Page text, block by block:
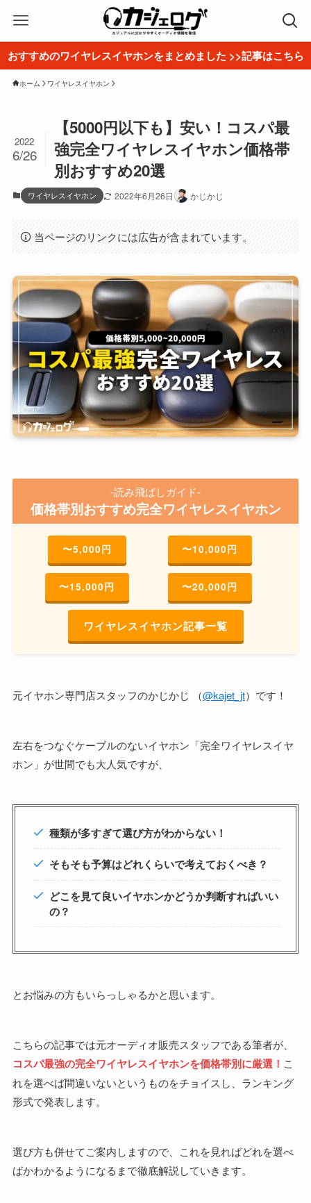
おすすめのワイヤレスイヤホンをまとめました >>記事はこちら
ホーム ワイヤレスイヤホン
【5000円以下も】安い！コスパ最
強完全ワイヤレスイヤホン価格帯
別おすすめ20選
2022
6/26
ワイヤレスイヤホン 2022年6月26日 かじかじ
当ページのリンクには広告が含まれています。
-読み飛ばしガイド-
価格帯別おすすめ完全ワイヤレスイヤホン
〜5,000円 〜10,000円
〜15,000円 〜20,000円
ワイヤレスイヤホン記事一覧
元イヤホン専門店スタッフのかじかじ （@kajet_jt）です！
左右をつなぐケーブルのないイヤホン「完全ワイヤレスイヤ
ホン」が世間でも大人気ですが、
種類が多すぎて選び方がわからない！
そもそも予算はどれくらいで考えておくべき？
どこを見て良いイヤホンかどうか判断すればいい
の？
とお悩みの方もいらっしゃるかと思います。
こちらの記事では元オーディオ販売スタッフである筆者が、
コスパ最強の完全ワイヤレスイヤホンを価格帯別に厳選！ こ
れを選べば間違いないというものをチョイスし、ランキング
形式で発表します。
選び方も併せてご案内しますので、これを見ればどれを選べ
ばかわかるようになるまで徹底解説していきます。